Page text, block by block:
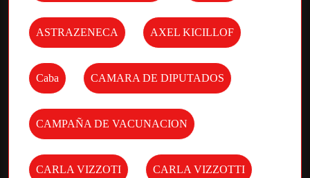
ASTRAZENECA AXEL KICILLOF
Caba CAMARA DE DIPUTADOS
CAMPAÑA DE VACUNACION
CARLA VIZZOTI CARLA VIZZOTTI